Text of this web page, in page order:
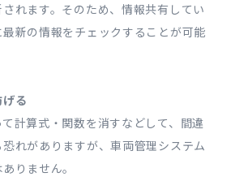
れます。そのため、情報共有してい
新の情報をチェックすることが可能
る
計算式・関数を消すなどして、間違
れがありますが、車両管理システム
りません。